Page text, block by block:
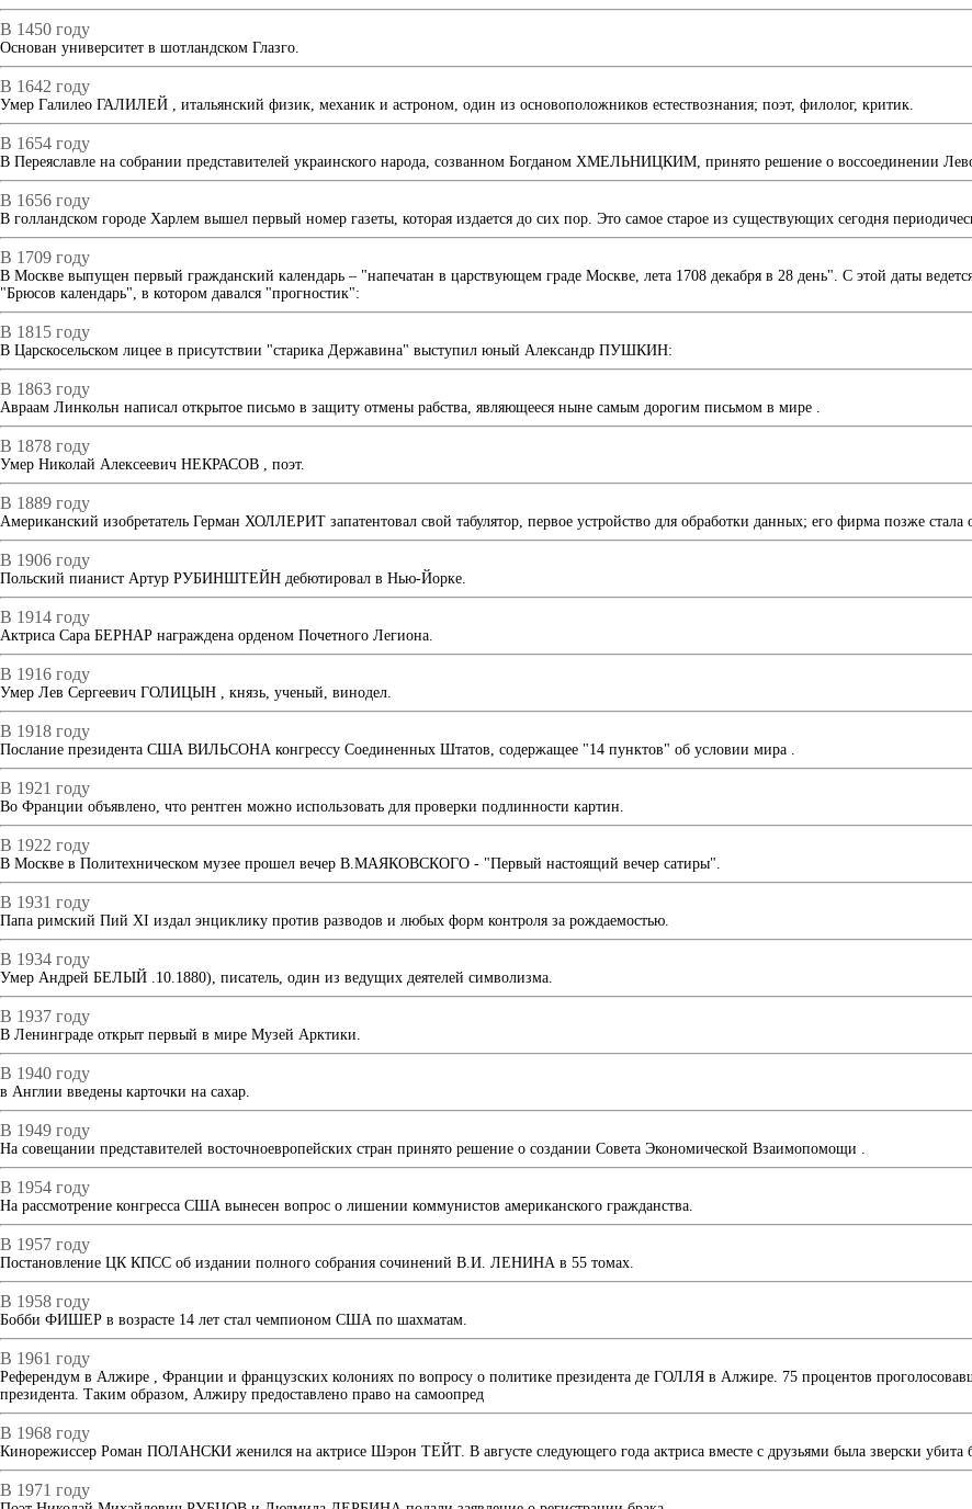
В 1450 году
Основан университет в шотландском Глазго.
В 1642 году
Умер Галилео ГАЛИЛЕЙ , итальянский физик, механик и астроном, один из основоположников естествознания; поэт, филолог, критик.
В 1654 году
В Переяславле на собрании представителей украинского народа, созванном Богданом ХМЕЛЬНИЦКИМ, принято решение о воссоединении
В 1656 году
В голландском городе Харлем вышел первый номер газеты, которая издается до сих пор. Это самое старое из существующих сегодня
В 1709 году
В Москве выпущен первый гражданский календарь – "напечатан в царствующем граде Москве, лета 1708 декабря в 28 день". С этой даты
"Брюсов календарь", в котором давался "прогностик":
В 1815 году
В Царскосельском лицее в присутствии "старика Державина" выступил юный Александр ПУШКИН:
В 1863 году
Авраам Линкольн написал открытое письмо в защиту отмены рабства, являющееся ныне самым дорогим письмом в мире .
В 1878 году
Умер Николай Алексеевич НЕКРАСОВ , поэт.
В 1889 году
Американский изобретатель Герман ХОЛЛЕРИТ запатентовал свой табулятор, первое устройство для обработки данных; его фирма позже
В 1906 году
Польский пианист Артур РУБИНШТЕЙН дебютировал в Нью-Йорке.
В 1914 году
Актриса Сара БЕРНАР награждена орденом Почетного Легиона.
В 1916 году
Умер Лев Сергеевич ГОЛИЦЫН , князь, ученый, винодел.
В 1918 году
Послание президента США ВИЛЬСОНА конгрессу Соединенных Штатов, содержащее "14 пунктов" об условии мира .
В 1921 году
Во Франции объявлено, что рентген можно использовать для проверки подлинности картин.
В 1922 году
В Москве в Политехническом музее прошел вечер В.МАЯКОВСКОГО - "Первый настоящий вечер сатиры".
В 1931 году
Папа римский Пий XI издал энциклику против разводов и любых форм контроля за рождаемостью.
В 1934 году
Умер Андрей БЕЛЫЙ .10.1880), писатель, один из ведущих деятелей символизма.
В 1937 году
В Ленинграде открыт первый в мире Музей Арктики.
В 1940 году
в Англии введены карточки на сахар.
В 1949 году
На совещании представителей восточноевропейских стран принято решение о создании Совета Экономической Взаимопомощи .
В 1954 году
На рассмотрение конгресса США вынесен вопрос о лишении коммунистов американского гражданства.
В 1957 году
Постановление ЦК КПСС об издании полного собрания сочинений В.И. ЛЕНИНА в 55 томах.
В 1958 году
Бобби ФИШЕР в возрасте 14 лет стал чемпионом США по шахматам.
В 1961 году
Референдум в Алжире , Франции и французских колониях по вопросу о политике президента де ГОЛЛЯ в Алжире. 75 процентов
президента. Таким образом, Алжиру предоставлено право на самоопред
В 1968 году
Кинорежиссер Роман ПОЛАНСКИ женился на актрисе Шэрон ТЕЙТ. В августе следующего года актриса вместе с друзьями была зверски
В 1971 году